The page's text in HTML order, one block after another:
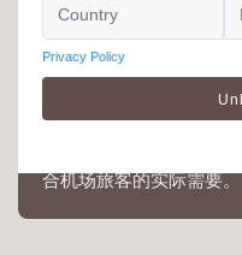
灵活预订
合机场旅客的实际需要。